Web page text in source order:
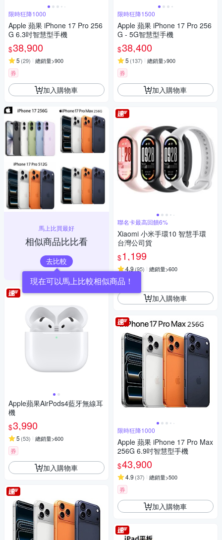
限時狂降1000
Apple 蘋果 iPhone 17 Pro 256
G 6.3吋智慧型手機
$38,900
5 (29) 總銷量>900
券
加入購物車
馬上比買最好
相似商品比比看
去比較
Apple蘋果AirPods4藍牙無線耳
機
$3,990
5 (53) 總銷量>600
券
加入購物車
限時狂降1500
Apple 蘋果 iPhone 17 Pro 256
G - 5G智慧型手機
$38,400
5 (137) 總銷量>900
券
加入購物車
聯名卡最高回饋6%
Xiaomi 小米手環10 智慧手環
台灣公司貨
$1,199
4.9(95) 總銷量>600
券
加入購物車
限時狂降1000
Apple 蘋果 iPhone 17 Pro Max
256G 6.9吋智慧型手機
$43,900
4.9 (37) 總銷量>500
券
加入購物車